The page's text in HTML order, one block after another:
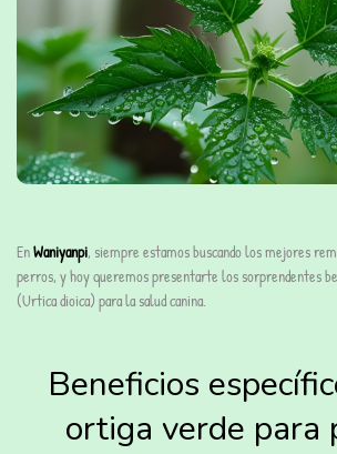
EnWaniyanpi, siempre estamos buscando los mejores
perros, y hoy queremos presentarte los sorprendentes
(Urtica dioica) para la salud canina.
Beneficios
ortiga verde para